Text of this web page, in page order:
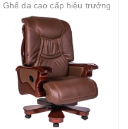
Ghế da cao cấp hiệu trưởng